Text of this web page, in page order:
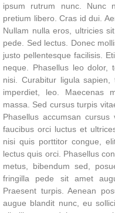
ipsum rutrum nunc. Nunc
pretium libero. Cras id dui.
Nullam nulla eros, ultricies
pede. Sed lectus. Donec
justo pellentesque facilisis.
neque. Phasellus leo dolor,
nisi. Curabitur ligula
imperdiet, leo. Maecenas
massa. Sed cursus turpis
Phasellus accumsan
faucibus orci luctus et
nisi quis porttitor congue,
lectus quis orci. Phasellus
metus, bibendum sed,
fringilla pede sit amet
Praesent turpis. Aenean
augue blandit nunc, eu